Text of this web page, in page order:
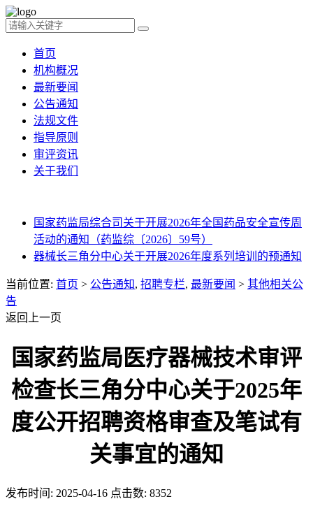
首页
机构概况
最新要闻
公告通知
法规文件
指导原则
审评资讯
关于我们
国家药监局综合司关于开展2026年全国药品安全宣传周
活动的通知（药监综〔2026〕59号）
器械长三角分中心关于开展2026年度系列培训的预通知
当前位置: 首页 > 公告通知, 招聘专栏, 最新要闻 > 其他相关公
告
返回上一页
国家药监局医疗器械技术审评
检查长三角分中心关于2025年
度公开招聘资格审查及笔试有
关事宜的通知
发布时间: 2025-04-16 点击数: 8352